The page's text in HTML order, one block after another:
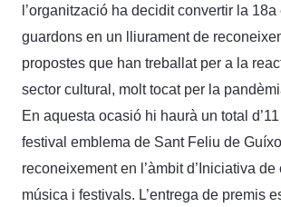
l’organització ha decidit convertir la
guardons en un lliurament de
propostes que han treballat per a la
sector cultural, molt tocat per la
En aquesta ocasió hi haurà un total
festival emblema de Sant Feliu de
reconeixement en l’àmbit d’Iniciativa
música i festivals. L’entrega de premis